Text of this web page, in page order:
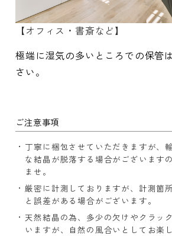
【オフィス・書斎など】
極端に湿気の多いところでの保管
さい。
ご注意事項
丁寧に梱包させていただきますが、
な結晶が脱落する場合がございます
ませ。
厳密に計測しておりますが、計測箇
と誤差がある場合がございます。
天然結晶の為、多少の欠けやクラッ
いますが、自然の風合いとしてお楽